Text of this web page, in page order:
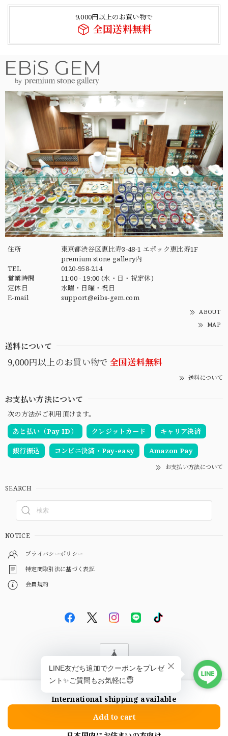
9,000円以上のお買い物で
全国送料無料
住所
東京都渋谷区恵比寿3-48-1 エポック恵比寿1F
premium stone gallery内
TEL
0120-958-214
営業時間
11:00 - 19:00 (水・日・祝定休)
定休日
水曜・日曜・祝日
E-mail
support@eibs-gem.com
ABOUT
MAP
送料について
9,000円以上のお買い物で 全国送料無料
送料について
お支払い方法について
次の方法がご利用頂けます。
あと払い（Pay ID）
クレジットカード キャリア決済
銀行振込 コンビニ決済・Pay-easy Amazon Pay
お支払い方法について
SEARCH
NOTICE
プライバシーポリシー
特定商取引法に基づく表記
会員規約
© EBiS GEM
International shipping available
Add to cart
ショップに質問する